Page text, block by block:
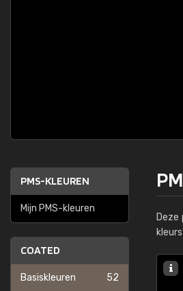
PMS-KLEUREN
Mijn PMS-kleuren
COATED
Basiskleuren 52